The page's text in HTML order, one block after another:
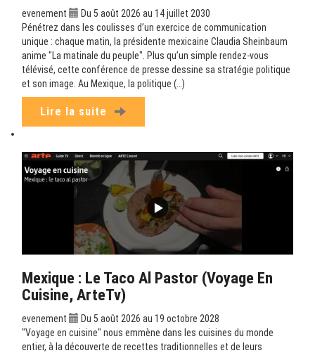
evenement
Du 5 août 2026 au 14 juillet 2030
Pénétrez dans les coulisses d’un exercice de communication
unique : chaque matin, la présidente mexicaine Claudia Sheinbaum
anime "La matinale du peuple". Plus qu’un simple rendez-vous
télévisé, cette conférence de presse dessine sa stratégie politique
et son image. Au Mexique, la politique (…)
Lire la suite
Mexique : Le Taco Al Pastor (Voyage En
Cuisine, ArteTv)
evenement
Du 5 août 2026 au 19 octobre 2028
"Voyage en cuisine" nous emmène dans les cuisines du monde
entier, à la découverte de recettes traditionnelles et de leurs